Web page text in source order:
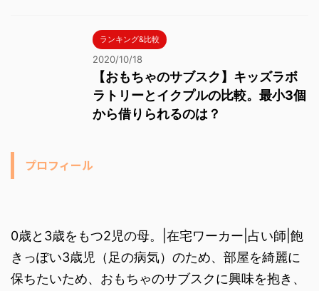
ランキング&比較
2020/10/18
【おもちゃのサブスク】キッズラボ
ラトリーとイクプルの比較。最小3個
から借りられるのは？
プロフィール
0歳と3歳をもつ2児の母。|在宅ワーカー|占い師|飽
きっぽい3歳児（足の病気）のため、部屋を綺麗に
保ちたいため、おもちゃのサブスクに興味を抱き、